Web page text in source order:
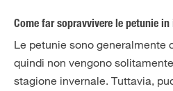
Come far sopravvivere le petunie in
Le petunie sono generalmente
quindi non vengono
stagione invernale. Tuttavia,